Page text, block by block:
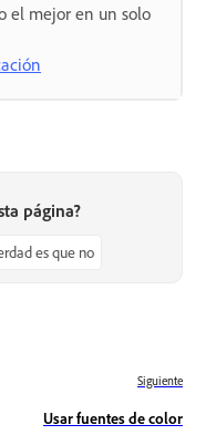
el mejor en un solo
página?
es que no
Siguiente
Usar fuentes de color